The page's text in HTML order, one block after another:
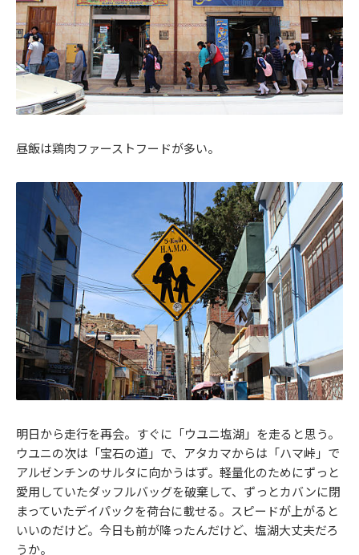
昼飯は鶏肉ファーストフードが多い。
明日から走行を再会。すぐに「ウユニ塩湖」を走ると思う。
ウユニの次は「宝石の道」で、アタカマからは「ハマ峠」で
アルゼンチンのサルタに向かうはず。軽量化のためにずっと
愛用していたダッフルバッグを破棄して、ずっとカバンに閉
まっていたデイパックを荷台に載せる。スピードが上がると
いいのだけど。今日も前が降ったんだけど、塩湖大丈夫だろ
うか。